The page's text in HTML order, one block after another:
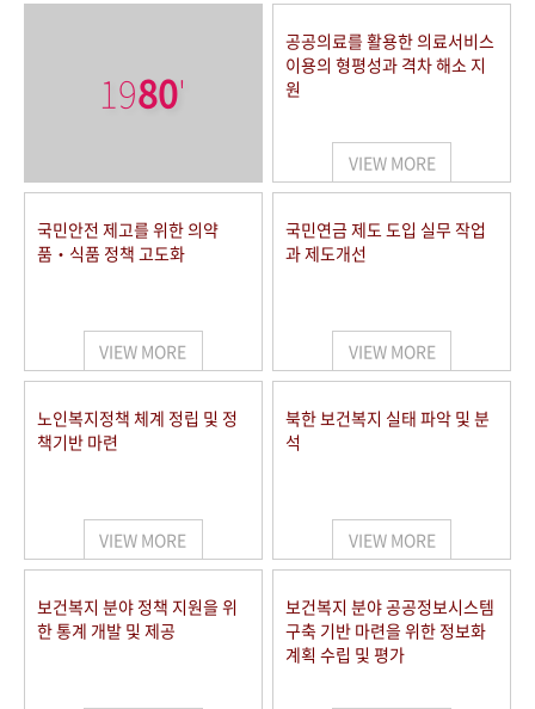
1980'
공공의료를 활용한 의료서비스
이용의 형평성과 격차 해소 지
원
VIEW MORE
국민안전 제고를 위한 의약
품‧식품 정책 고도화
VIEW MORE
국민연금 제도 도입 실무 작업
과 제도개선
VIEW MORE
노인복지정책 체계 정립 및 정
책기반 마련
VIEW MORE
북한 보건복지 실태 파악 및 분
석
VIEW MORE
보건복지 분야 정책 지원을 위
한 통계 개발 및 제공
보건복지 분야 공공정보시스템
구축 기반 마련을 위한 정보화
계획 수립 및 평가